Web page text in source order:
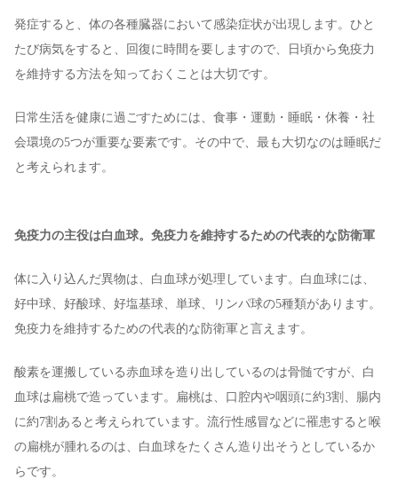
発症すると、体の各種臓器において感染症状が出現します。ひと
たび病気をすると、回復に時間を要しますので、日頃から免疫力
を維持する方法を知っておくことは大切です。
日常生活を健康に過ごすためには、食事・運動・睡眠・休養・社
会環境の5つが重要な要素です。その中で、最も大切なのは睡眠だ
と考えられます。
免疫力の主役は白血球。免疫力を維持するための代表的な防衛軍
体に入り込んだ異物は、白血球が処理しています。白血球には、
好中球、好酸球、好塩基球、単球、リンパ球の5種類があります。
免疫力を維持するための代表的な防衛軍と言えます。
酸素を運搬している赤血球を造り出しているのは骨髄ですが、白
血球は扁桃で造っています。扁桃は、口腔内や咽頭に約3割、腸内
に約7割あると考えられています。流行性感冒などに罹患すると喉
の扁桃が腫れるのは、白血球をたくさん造り出そうとしているか
らです。